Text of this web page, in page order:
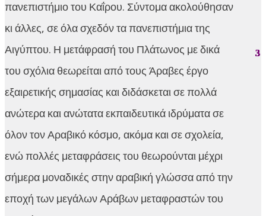
πανεπιστήμιο του Καΐρου. Σύντομα ακολούθησαν
κι άλλες, σε όλα σχεδόν τα πανεπιστήμια της
Αιγύπτου. Η μετάφρασή του Πλάτωνος με δικά
του σχόλια θεωρείται από τους Άραβες έργο
εξαιρετικής σημασίας και διδάσκεται σε πολλά
ανώτερα και ανώτατα εκπαιδευτικά ιδρύματα σε
όλον τον Αραβικό κόσμο, ακόμα και σε σχολεία,
ενώ πολλές μεταφράσεις του θεωρούνται μέχρι
σήμερα μοναδικές στην αραβική γλώσσα από την
εποχή των μεγάλων Αράβων μεταφραστών του